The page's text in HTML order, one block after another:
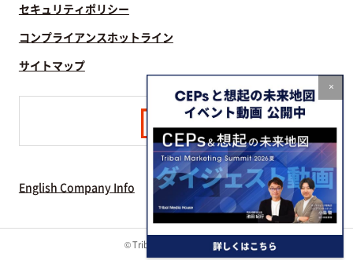
セキュリティポリシー
コンプライアンスホットライン
サイトマップ
English Company Info
© Tribal Media House, Inc.
×